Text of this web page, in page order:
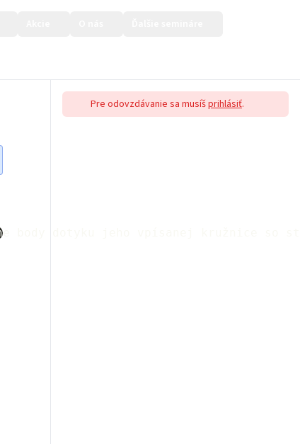
Pre odovzdávanie sa musíšprihlásiť.